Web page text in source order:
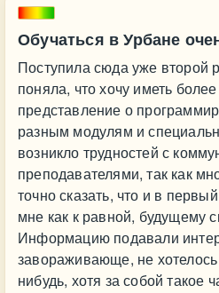
Обучаться в Урбане
Поступила сюда уже второй
поняла, что хочу иметь
представление о
разным модулям и
возникло трудностей с
преподавателями, так как
точно сказать, что и в
мне как к равной, будущему
Информацию подавали
завораживающе, не хотелось
нибудь, хотя за собой такое